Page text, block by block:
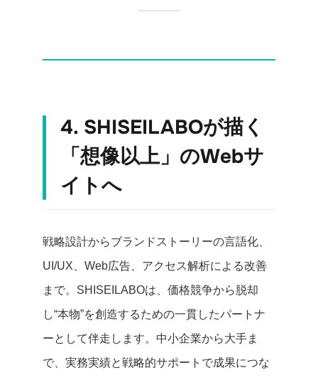
4. SHISEILABOが描く
「想像以上」のWebサ
イトへ
戦略設計からブランドストーリーの言語化、
UI/UX、Web広告、アクセス解析による改善
まで。SHISEILABOは、価格競争から脱却
し“本物”を創造するための一貫したパートナ
ーとして伴走します。中小企業から大手ま
で、実務実績と戦略的サポートで成果につな